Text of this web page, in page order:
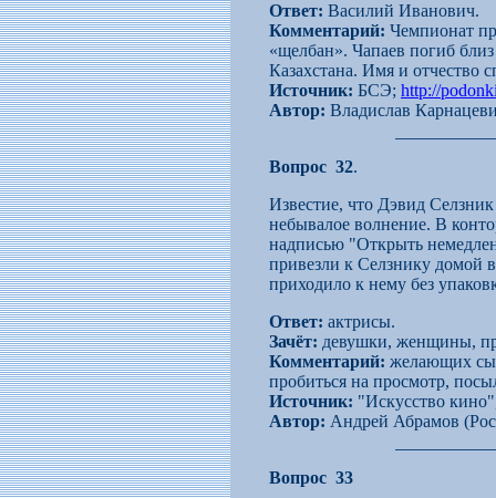
Ответ: Василий Иванович.
Комментарий: Чемпионат
«щелбан». Чапаев погиб
Казахстана. Имя и отчество
Источник: БСЭ; http://
Автор: Владислав
Вопрос 32.
Известие, что Дэвид
небывалое волнение. В
надписью "Открыть
привезли к Селзнику домой
приходило к нему без
Ответ: актрисы.
Зачёт: девушки, женщины,
Комментарий: желающих
пробиться на просмотр,
Источник: "Искусство
Автор: Андрей Абрамов
Вопрос 33